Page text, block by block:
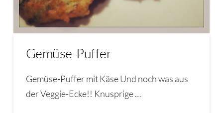
Gemüse-Puffer
Gemüse-Puffer mit Käse Und noch was aus
der Veggie-Ecke!! Knusprige …